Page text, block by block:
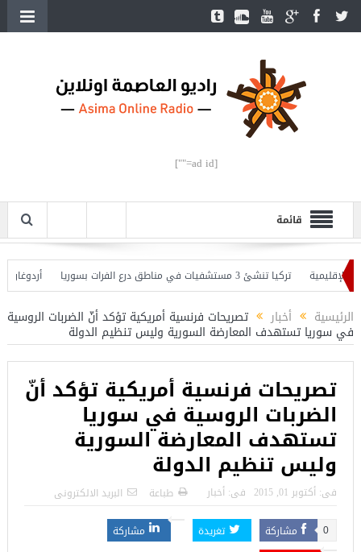
[ad id=""]
قائمة
تركيا تنشئ 3 مستشفيات في مناطق درع الفرات بسوريا
أردوغان
الرئيسية أخبار تصريحات فرنسية أمريكية تؤكد أنّ الضربات الروسية
في سوريا تستهدف المعارضة السورية وليس تنظيم الدولة
تصريحات فرنسية أمريكية تؤكد أنّ
الضربات الروسية في سوريا
تستهدف المعارضة السورية
وليس تنظيم الدولة
فى: أكتوبر 01, 2015 فى: أخبار طباعة البريد الالكترونى
مشاركة 0 تغريدة
مشاركة